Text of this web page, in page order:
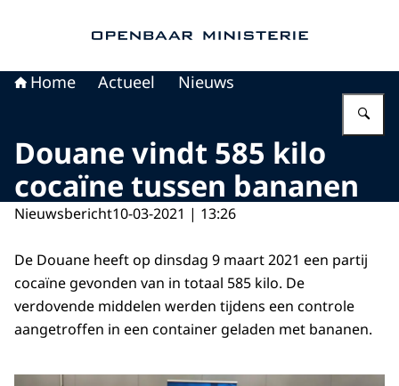
Home Actueel Nieuws
Douane vindt 585 kilo
cocaïne tussen bananen
Nieuwsbericht10-03-2021 | 13:26
De Douane heeft op dinsdag 9 maart 2021 een partij
cocaïne gevonden van in totaal 585 kilo. De
verdovende middelen werden tijdens een controle
aangetroffen in een container geladen met bananen.